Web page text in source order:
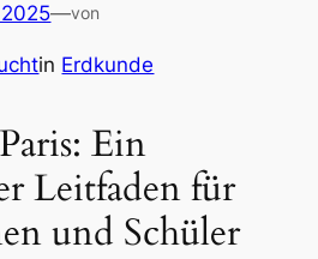
—von
in Erdkunde
Ein
Leitfaden für
und Schüler